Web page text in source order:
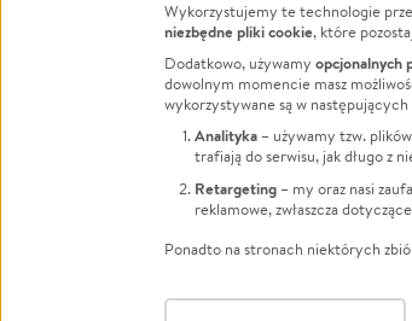
FacebookTwitter Instagram
LinkedInTikTok Youtube
Wykorzystujemy te technologie
niezbędne pliki cookie, które
Dodatkowo, używamy opcjonalnych
dowolnym momencie masz
wykorzystywane są w
Analityka – używamy tzw.
trafiają do serwisu, jak długo z
Retargeting – my oraz nasi
reklamowe, zwłaszcza
Ponadto na stronach niektórych